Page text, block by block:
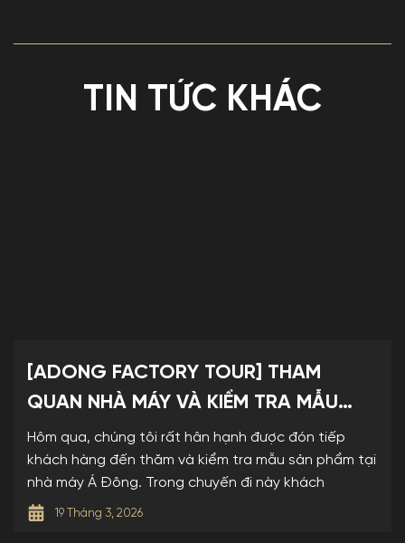
TIN TỨC KHÁC
[ADONG FACTORY TOUR] THAM
QUAN NHÀ MÁY VÀ KIỂM TRA MẪU
SẢN PHẨM TẠI NHÀ MÁY KỆ TRƯNG
BÀY Á ĐÔNG
Hôm qua, chúng tôi rất hân hạnh được đón tiếp
khách hàng đến thăm và kiểm tra mẫu sản phẩm tại
nhà máy Á Đông. Trong chuyến đi này khách
19 Tháng 3, 2026